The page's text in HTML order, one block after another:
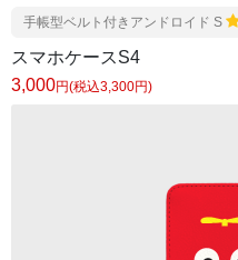
手帳型ベルト付きアンドロイド S
スマホケースS4
3,000円(税込3,300円)